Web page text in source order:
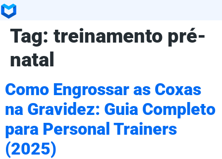
Tag: treinamento pré-
natal
Como Engrossar as Coxas
na Gravidez: Guia Completo
para Personal Trainers
(2025)